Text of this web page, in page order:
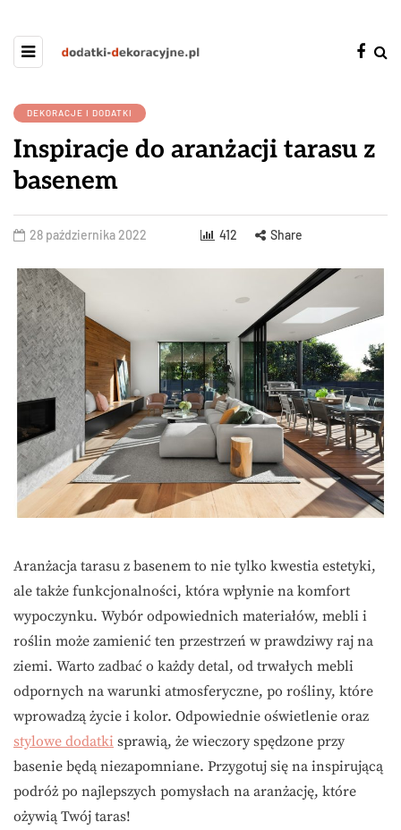
DEKORACJE I DODATKI
Inspiracje do aranżacji tarasu z
basenem
28 października 2022 412 Share
Aranżacja tarasu z basenem to nie tylko kwestia estetyki,
ale także funkcjonalności, która wpłynie na komfort
wypoczynku. Wybór odpowiednich materiałów, mebli i
roślin może zamienić ten przestrzeń w prawdziwy raj na
ziemi. Warto zadbać o każdy detal, od trwałych mebli
odpornych na warunki atmosferyczne, po rośliny, które
wprowadzą życie i kolor. Odpowiednie oświetlenie oraz
stylowe dodatki sprawią, że wieczory spędzone przy
basenie będą niezapomniane. Przygotuj się na inspirującą
podróż po najlepszych pomysłach na aranżację, które
ożywią Twój taras!